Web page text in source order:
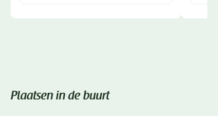
Plaatsen in de buurt